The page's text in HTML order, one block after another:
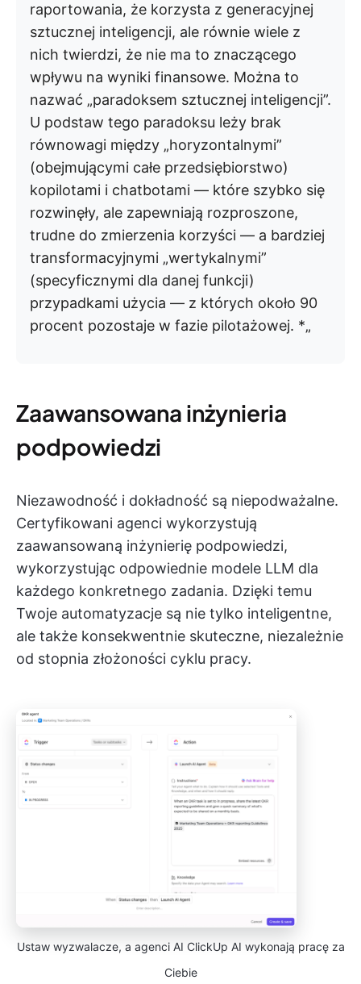
raportowania, że korzysta z generacyjnej
sztucznej inteligencji, ale równie wiele z
nich twierdzi, że nie ma to znaczącego
wpływu na wyniki finansowe. Można to
nazwać „paradoksem sztucznej inteligencji”.
U podstaw tego paradoksu leży brak
równowagi między „horyzontalnymi”
(obejmującymi całe przedsiębiorstwo)
kopilotami i chatbotami — które szybko się
rozwinęły, ale zapewniają rozproszone,
trudne do zmierzenia korzyści — a bardziej
transformacyjnymi „wertykalnymi”
(specyficznymi dla danej funkcji)
przypadkami użycia — z których około 90
procent pozostaje w fazie pilotażowej. *„
Zaawansowana inżynieria
podpowiedzi
Niezawodność i dokładność są niepodważalne.
Certyfikowani agenci wykorzystują
zaawansowaną inżynierię podpowiedzi,
wykorzystując odpowiednie modele LLM dla
każdego konkretnego zadania. Dzięki temu
Twoje automatyzacje są nie tylko inteligentne,
ale także konsekwentnie skuteczne, niezależnie
od stopnia złożoności cyklu pracy.
Ustaw wyzwalacze, a agenci AI ClickUp AI wykonają pracę za
Ciebie